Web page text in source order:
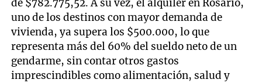
de $782.775,52. A su vez, el alquiler en Rosario,
uno de los destinos con mayor demanda de
vivienda, ya supera los $500.000, lo que
representa más del 60% del sueldo neto de un
gendarme, sin contar otros gastos
imprescindibles como alimentación, salud y